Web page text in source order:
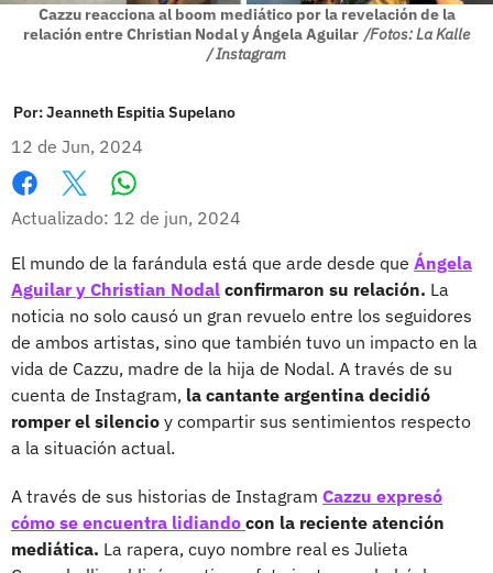
Cazzu reacciona al boom mediático por la revelación de la
relación entre Christian Nodal y Ángela Aguilar /Fotos: La Kalle
/ Instagram
Por:Jeanneth Espitia Supelano
12 de Jun, 2024
Facebook
X
Actualizado: 12 de jun, 2024
El mundo de la farándula está que arde desde que Ángela
Aguilar y Christian Nodal confirmaron su relación. La
noticia no solo causó un gran revuelo entre los seguidores
de ambos artistas, sino que también tuvo un impacto en la
vida de Cazzu, madre de la hija de Nodal. A través de su
cuenta de Instagram, la cantante argentina decidió
romper el silencio y compartir sus sentimientos respecto
a la situación actual.
A través de sus historias de Instagram Cazzu expresó
cómo se encuentra lidiando con la reciente atención
mediática. La rapera, cuyo nombre real es Julieta